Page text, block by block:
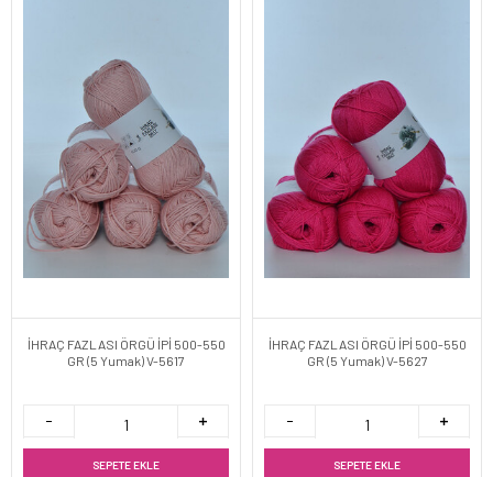
İHRAÇ FAZLASI ÖRGÜ İPİ 500-550
GR (5 Yumak) V-5617
SEPETE EKLE
İHRAÇ FAZLASI ÖRGÜ İPİ 500-550
GR (5 Yumak) V-5627
SEPETE EKLE